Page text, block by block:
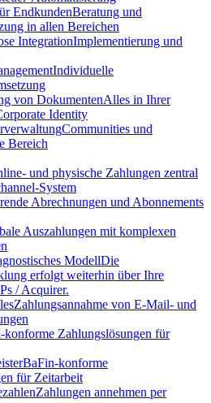
EndkundenBeratung und
in allen Bereichen
IntegrationImplementierung und
Individuelle
von DokumentenAlles in Ihrer
Identity
Communities und
Bereich
und physische Zahlungen zentral
System
Abrechnungen und Abonnements
Auszahlungen mit komplexen
ModellDie
erfolgt weiterhin über Ihre
/ Acquirer.
Zahlungsannahme von E-Mail- und
konforme Zahlungslösungen für
BaFin-konforme
für Zeitarbeit
Zahlungen annehmen per